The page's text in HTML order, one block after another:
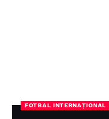
FOTBAL INTERNAȚIONAL